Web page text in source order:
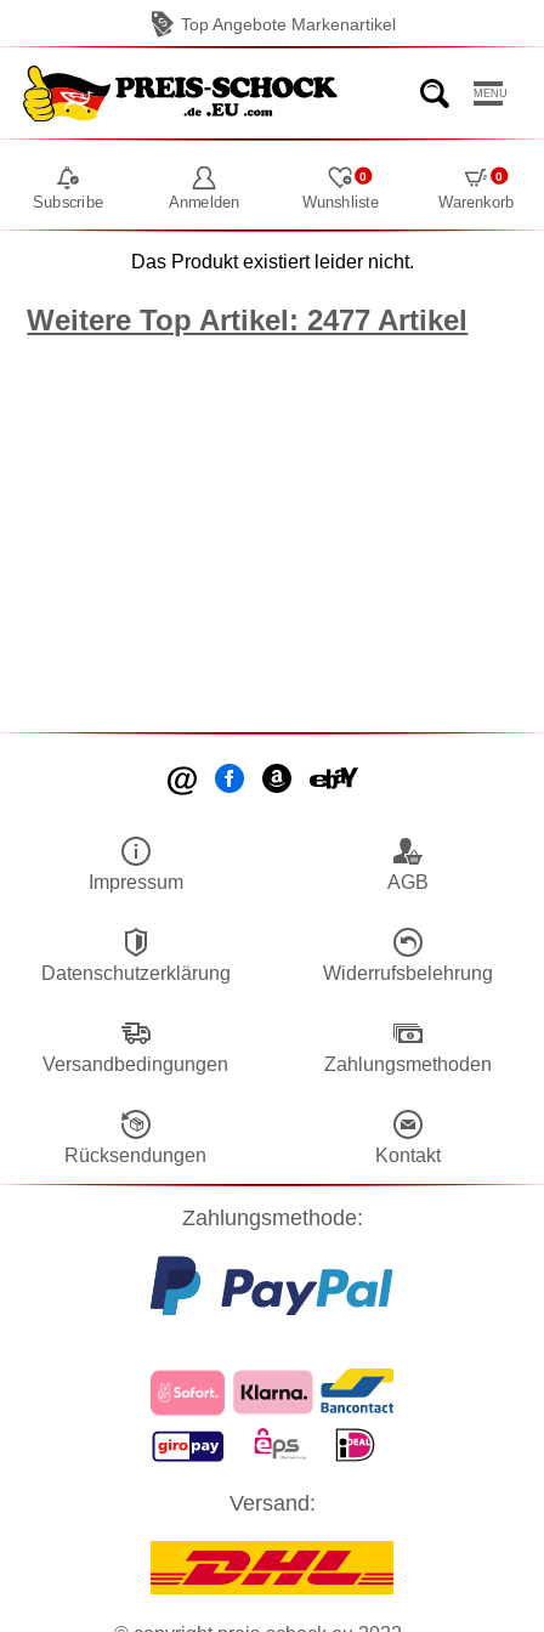
zu Ihren Rechten als Benutzer finden Sie in unserer
Cookies zu akzeptieren und direkt unsere Website besuchen zu
ZUSTIMMUNG
Top Angebote Markenartikel
MENU
Subscribe Anmelden Wunshliste
0
Warenkorb
0
Das Produkt existiert leider nicht.
Weitere Top Artikel: 2477 Artikel
Impressum AGB
Datenschutzerklärung Widerrufsbelehrung
Versandbedingungen Zahlungsmethoden
Rücksendungen Kontakt
Zahlungsmethode:
Versand: